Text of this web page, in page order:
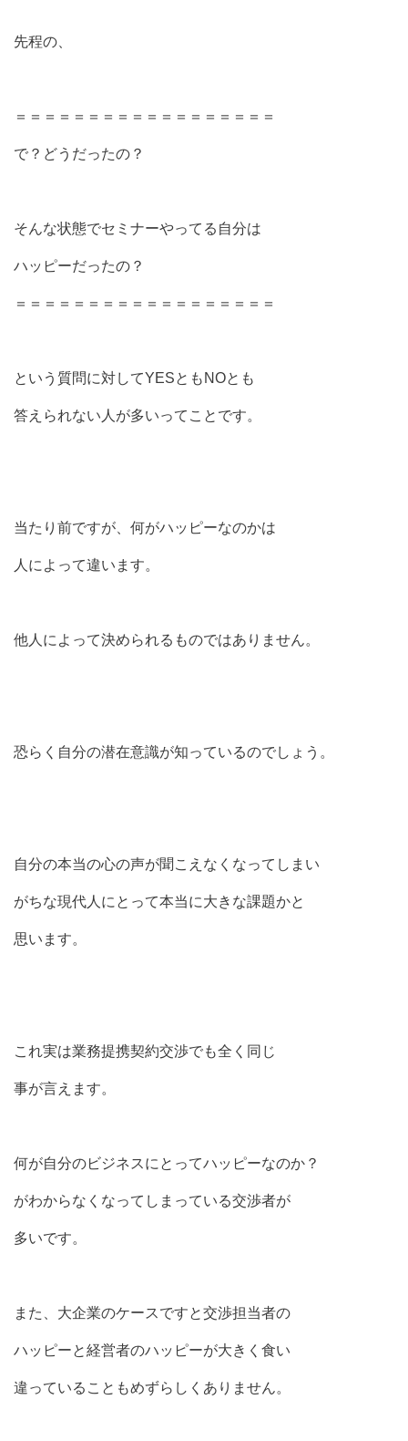
先程の、
＝＝＝＝＝＝＝＝＝＝＝＝＝＝＝＝＝＝
で？どうだったの？
そんな状態でセミナーやってる自分は
ハッピーだったの？
＝＝＝＝＝＝＝＝＝＝＝＝＝＝＝＝＝＝
という質問に対してYESともNOとも
答えられない人が多いってことです。
当たり前ですが、何がハッピーなのかは
人によって違います。
他人によって決められるものではありません。
恐らく自分の潜在意識が知っているのでしょう。
自分の本当の心の声が聞こえなくなってしまい
がちな現代人にとって本当に大きな課題かと
思います。
これ実は業務提携契約交渉でも全く同じ
事が言えます。
何が自分のビジネスにとってハッピーなのか？
がわからなくなってしまっている交渉者が
多いです。
また、大企業のケースですと交渉担当者の
ハッピーと経営者のハッピーが大きく食い
違っていることもめずらしくありません。